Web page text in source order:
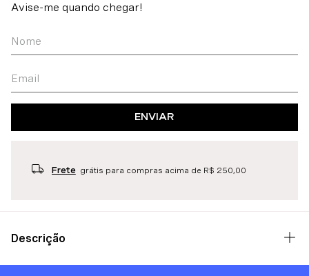
ENVIAR
Frete grátis para compras acima de R$ 250,00
Descrição